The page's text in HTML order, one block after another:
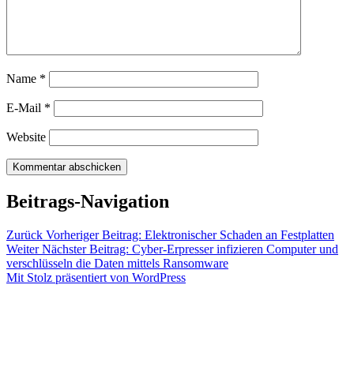
Name *
E-Mail *
Website
Beitrags-Navigation
Zurück Vorheriger Beitrag: Elektronischer Schaden an Festplatten
Weiter Nächster Beitrag: Cyber-Erpresser infizieren Computer und
verschlüsseln die Daten mittels Ransomware
Mit Stolz präsentiert von WordPress